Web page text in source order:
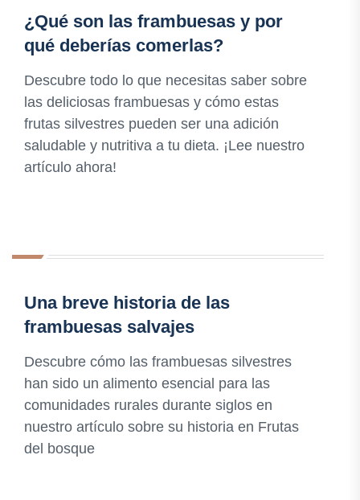
¿Qué son las frambuesas y por
qué deberías comerlas?
Descubre todo lo que necesitas saber sobre
las deliciosas frambuesas y cómo estas
frutas silvestres pueden ser una adición
saludable y nutritiva a tu dieta. ¡Lee nuestro
artículo ahora!
Una breve historia de las
frambuesas salvajes
Descubre cómo las frambuesas silvestres
han sido un alimento esencial para las
comunidades rurales durante siglos en
nuestro artículo sobre su historia en Frutas
del bosque